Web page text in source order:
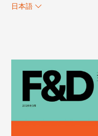
日本語